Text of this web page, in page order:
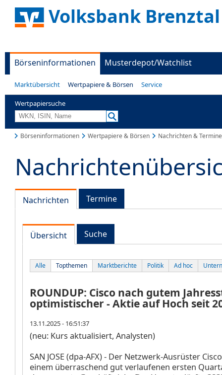
Volksbank Brenztal
Börseninformationen Musterdepot/Watchlist
Marktübersicht Wertpapiere & Börsen Service
Wertpapiersuche
Börseninformationen Wertpapiere & Börsen Nachrichten & Termine
Nachrichten Termine
Übersicht Suche
Alle Topthemen Marktberichte Politik Ad hoc
ROUNDUP: Cisco nach gutem
optimistischer - Aktie auf Hoch seit
13.11.2025 - 16:51:37
(neu: Kurs aktualisiert, Analysten)
SAN JOSE (dpa-AFX) - Der Netzwerk-Ausrüster
einem überraschend gut verlaufenen ersten